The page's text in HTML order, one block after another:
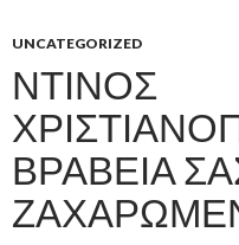
UNCATEGORIZED
ΝΤΊΝΟΣ
ΒΡΑΒΕΊΑ